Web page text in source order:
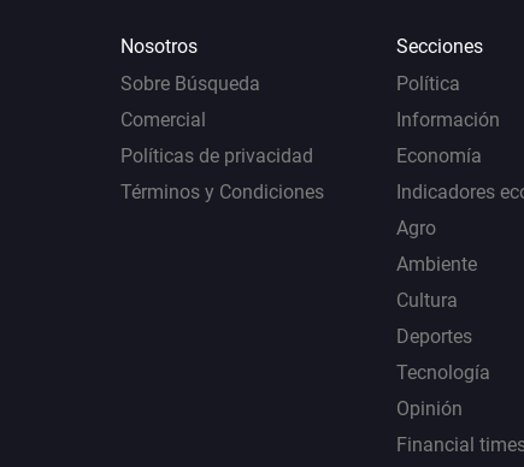
Nosotros
Sobre Búsqueda
Comercial
Políticas de privacidad
Términos y Condiciones
Secciones
Política
Información
Economía
Indicadores
Agro
Ambiente
Cultura
Deportes
Tecnología
Opinión
Financial